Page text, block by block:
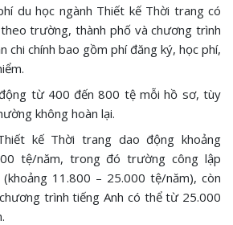
du học ngành Thiết kế Thời trang có
trường, thành phố và chương trình
chi chính bao gồm phí đăng ký, học phí,
từ 400 đến 800 tệ mỗi hồ sơ, tùy
không hoàn lại.
kế Thời trang dao động khoảng
tệ/năm, trong đó trường công lập
11.800 – 25.000 tệ/năm), còn
trình tiếng Anh có thể từ 25.000